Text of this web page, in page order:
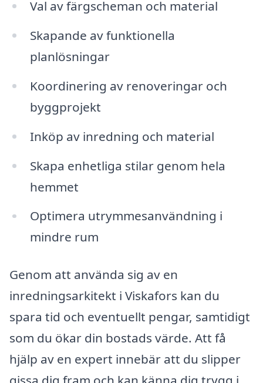
Val av färgscheman och material
Skapande av funktionella
planlösningar
Koordinering av renoveringar och
byggprojekt
Inköp av inredning och material
Skapa enhetliga stilar genom hela
hemmet
Optimera utrymmesanvändning i
mindre rum
Genom att använda sig av en
inredningsarkitekt i Viskafors kan du
spara tid och eventuellt pengar, samtidigt
som du ökar din bostads värde. Att få
hjälp av en expert innebär att du slipper